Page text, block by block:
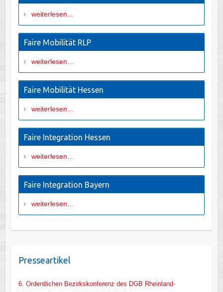
weiterlesen...
Faire Mobilität RLP
weiterlesen...
Faire Mobilität Hessen
weiterlesen...
Faire Integration Hessen
weiterlesen...
Faire Integration Bayern
weiterlesen...
Presseartikel
6. Ordentlichen Bezirkskonferenz des DGB Rheinland-